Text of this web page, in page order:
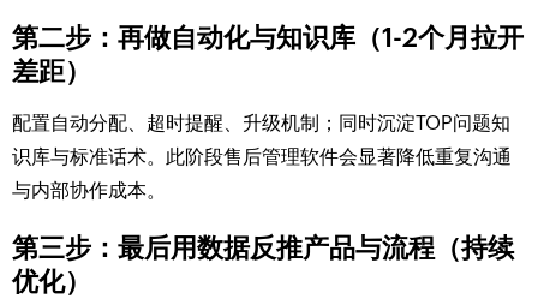
第二步：再做自动化与知识库（1-2个月拉开
差距）
配置自动分配、超时提醒、升级机制；同时沉淀TOP问题知
识库与标准话术。此阶段售后管理软件会显著降低重复沟通
与内部协作成本。
第三步：最后用数据反推产品与流程（持续
优化）